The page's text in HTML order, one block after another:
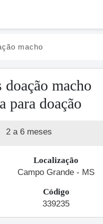
macho
doação macho
para doação
2 a 6 meses
Localização
Campo Grande - MS
Código
339235